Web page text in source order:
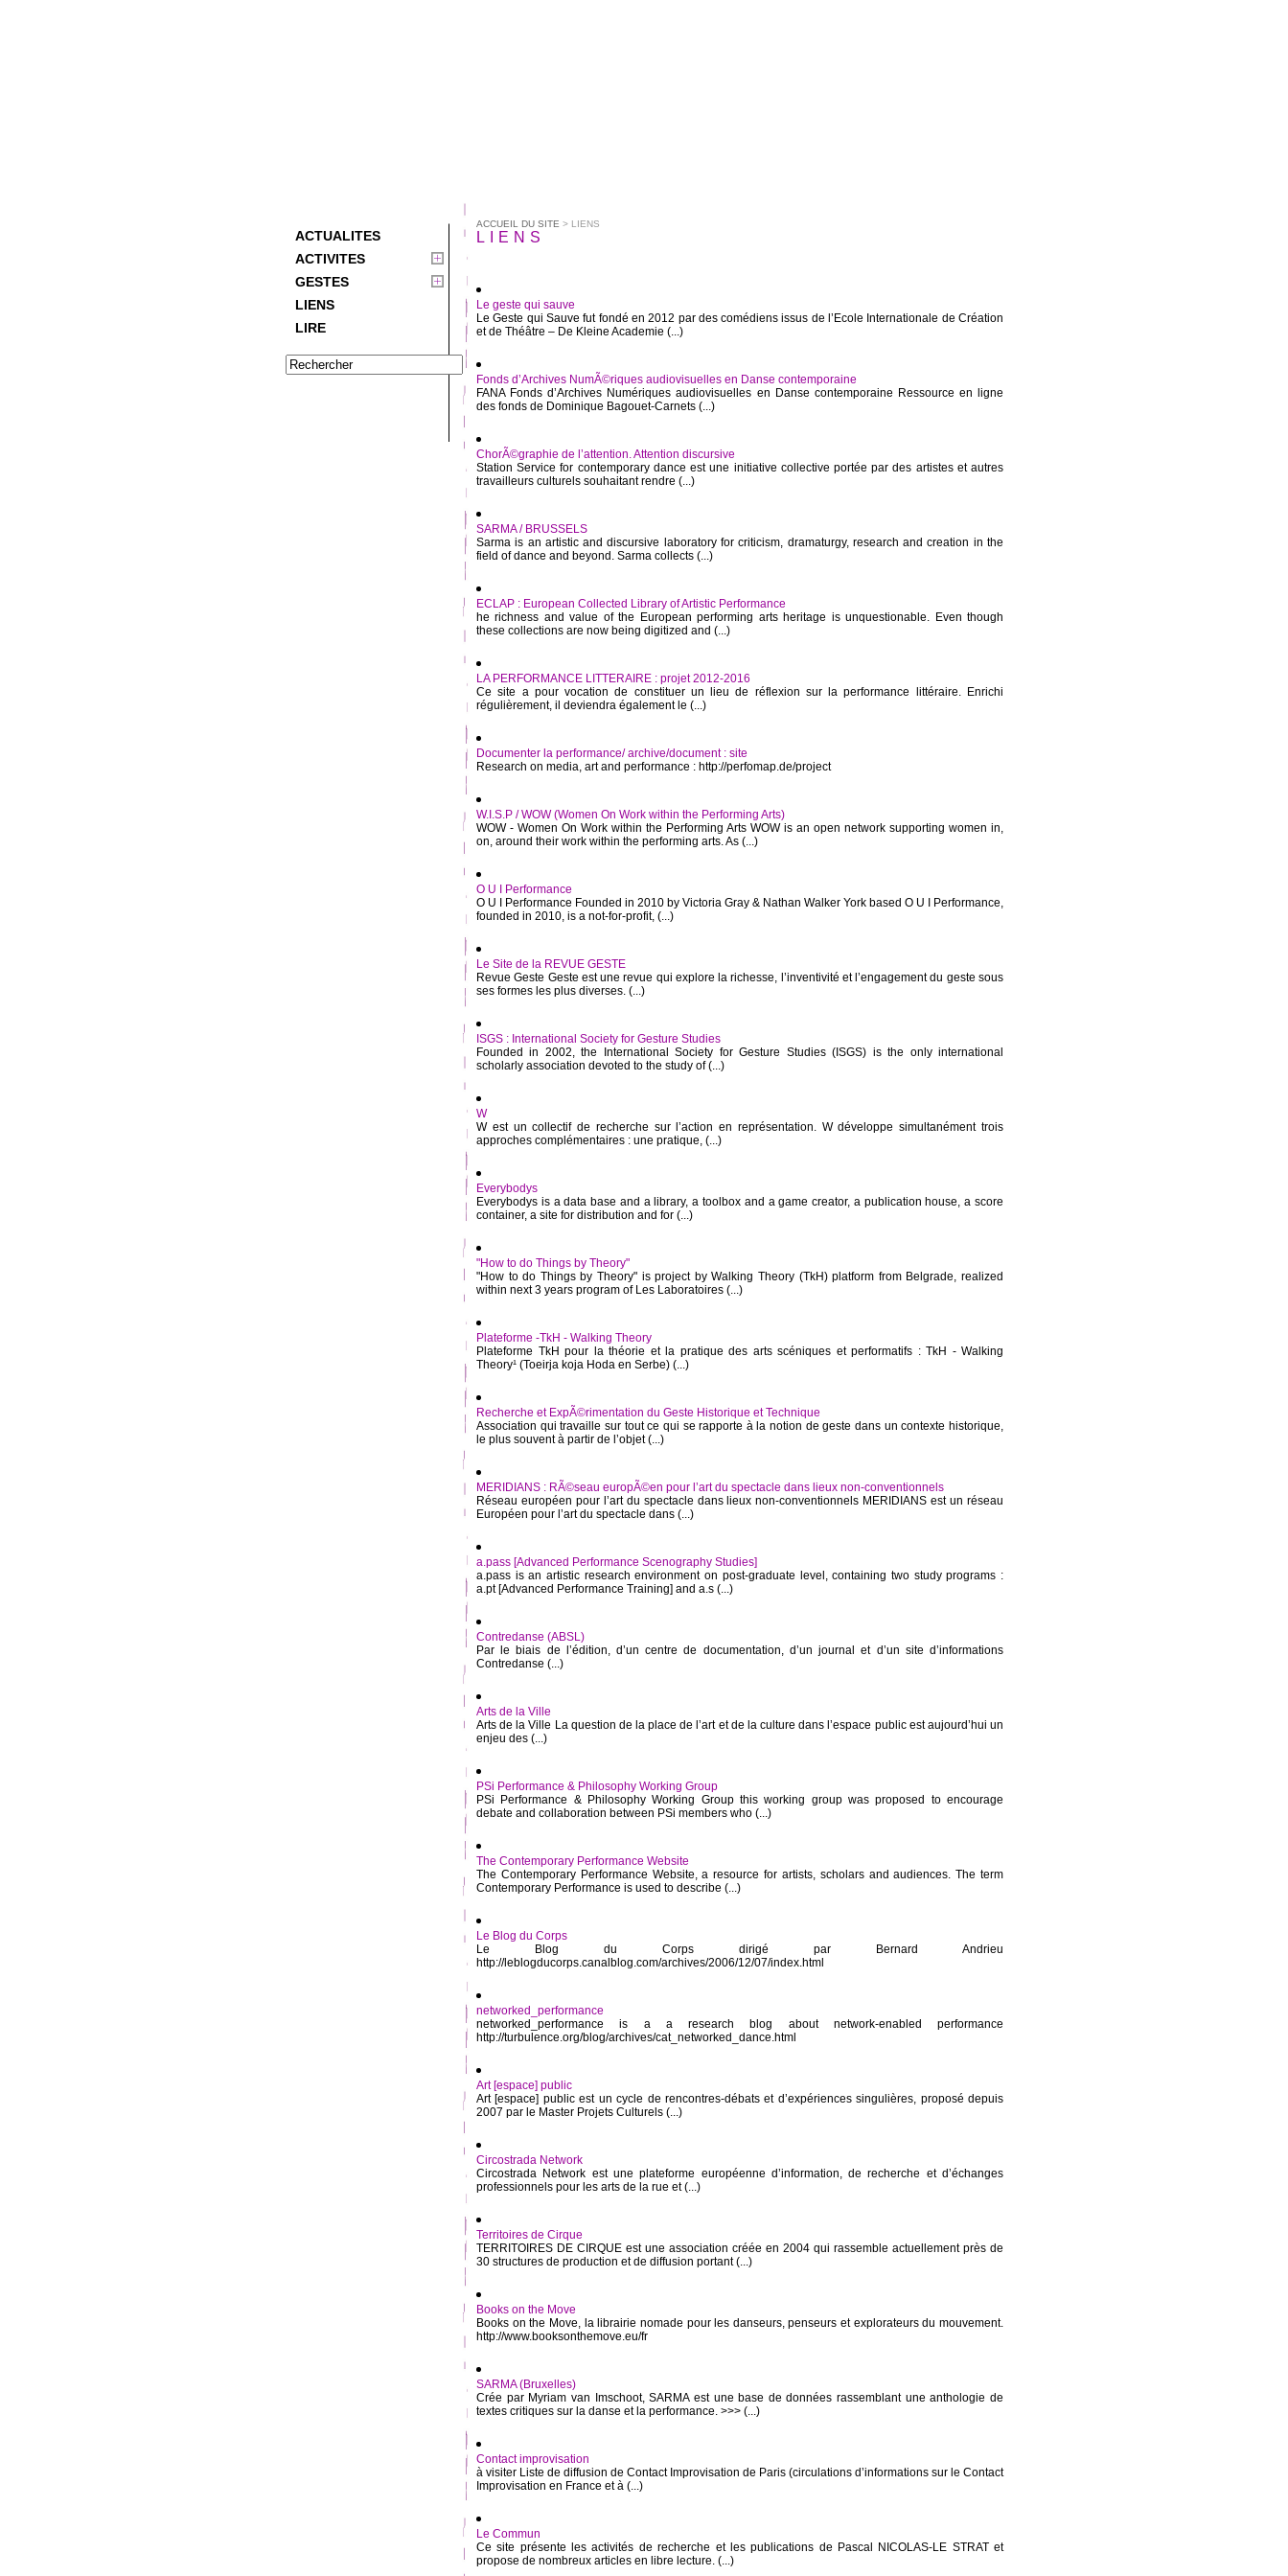
ACTUALITES
ACTIVITES
GESTES
LIENS
LIRE
ACCUEIL DU SITE > LIENS
LIENS
Le geste qui sauve
Le Geste qui Sauve fut fondé en 2012 par des comédiens issus de l’Ecole Internationale de Création
et de Théâtre – De Kleine Academie (...)
Fonds d’Archives NumÃ©riques audiovisuelles en Danse contemporaine
FANA Fonds d’Archives Numériques audiovisuelles en Danse contemporaine Ressource en ligne
des fonds de Dominique Bagouet-Carnets (...)
ChorÃ©graphie de l’attention. Attention discursive
Station Service for contemporary dance est une initiative collective portée par des artistes et autres
travailleurs culturels souhaitant rendre (...)
SARMA / BRUSSELS
Sarma is an artistic and discursive laboratory for criticism, dramaturgy, research and creation in the
field of dance and beyond. Sarma collects (...)
ECLAP : European Collected Library of Artistic Performance
he richness and value of the European performing arts heritage is unquestionable. Even though
these collections are now being digitized and (...)
LA PERFORMANCE LITTERAIRE : projet 2012-2016
Ce site a pour vocation de constituer un lieu de réflexion sur la performance littéraire. Enrichi
régulièrement, il deviendra également le (...)
Documenter la performance/ archive/document : site
Research on media, art and performance : http://perfomap.de/project
W.I.S.P / WOW (Women On Work within the Performing Arts)
WOW - Women On Work within the Performing Arts WOW is an open network supporting women in,
on, around their work within the performing arts. As (...)
O U I Performance
O U I Performance Founded in 2010 by Victoria Gray & Nathan Walker York based O U I Performance,
founded in 2010, is a not-for-profit, (...)
Le Site de la REVUE GESTE
Revue Geste Geste est une revue qui explore la richesse, l’inventivité et l’engagement du geste sous
ses formes les plus diverses. (...)
ISGS : International Society for Gesture Studies
Founded in 2002, the International Society for Gesture Studies (ISGS) is the only international
scholarly association devoted to the study of (...)
W
W est un collectif de recherche sur l’action en représentation. W développe simultanément trois
approches complémentaires : une pratique, (...)
Everybodys
Everybodys is a data base and a library, a toolbox and a game creator, a publication house, a score
container, a site for distribution and for (...)
"How to do Things by Theory"
"How to do Things by Theory" is project by Walking Theory (TkH) platform from Belgrade, realized
within next 3 years program of Les Laboratoires (...)
Plateforme -TkH - Walking Theory
Plateforme TkH pour la théorie et la pratique des arts scéniques et performatifs : TkH - Walking
Theory¹ (Toeirja koja Hoda en Serbe) (...)
Recherche et ExpÃ©rimentation du Geste Historique et Technique
Association qui travaille sur tout ce qui se rapporte à la notion de geste dans un contexte historique,
le plus souvent à partir de l’objet (...)
MERIDIANS : RÃ©seau europÃ©en pour l’art du spectacle dans lieux non-conventionnels
Réseau européen pour l’art du spectacle dans lieux non-conventionnels MERIDIANS est un réseau
Européen pour l’art du spectacle dans (...)
a.pass [Advanced Performance Scenography Studies]
a.pass is an artistic research environment on post-graduate level, containing two study programs :
a.pt [Advanced Performance Training] and a.s (...)
Contredanse (ABSL)
Par le biais de l’édition, d’un centre de documentation, d’un journal et d’un site d’informations
Contredanse (...)
Arts de la Ville
Arts de la Ville La question de la place de l’art et de la culture dans l’espace public est aujourd’hui un
enjeu des (...)
PSi Performance & Philosophy Working Group
PSi Performance & Philosophy Working Group this working group was proposed to encourage
debate and collaboration between PSi members who (...)
The Contemporary Performance Website
The Contemporary Performance Website, a resource for artists, scholars and audiences. The term
Contemporary Performance is used to describe (...)
Le Blog du Corps
Le Blog du Corps dirigé par Bernard Andrieu
http://leblogducorps.canalblog.com/archives/2006/12/07/index.html
networked_performance
networked_performance is a a research blog about network-enabled performance
http://turbulence.org/blog/archives/cat_networked_dance.html
Art [espace] public
Art [espace] public est un cycle de rencontres-débats et d’expériences singulières, proposé depuis
2007 par le Master Projets Culturels (...)
Circostrada Network
Circostrada Network est une plateforme européenne d’information, de recherche et d’échanges
professionnels pour les arts de la rue et (...)
Territoires de Cirque
TERRITOIRES DE CIRQUE est une association créée en 2004 qui rassemble actuellement près de
30 structures de production et de diffusion portant (...)
Books on the Move
Books on the Move, la librairie nomade pour les danseurs, penseurs et explorateurs du mouvement.
http://www.booksonthemove.eu/fr
SARMA (Bruxelles)
Crée par Myriam van Imschoot, SARMA est une base de données rassemblant une anthologie de
textes critiques sur la danse et la performance. >>> (...)
Contact improvisation
à visiter Liste de diffusion de Contact Improvisation de Paris (circulations d’informations sur le Contact
Improvisation en France et à (...)
Le Commun
Ce site présente les activités de recherche et les publications de Pascal NICOLAS-LE STRAT et
propose de nombreux articles en libre lecture. (...)